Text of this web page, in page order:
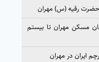
رقیه (س) مهران
مسکن مهران تا بیستم
ایران در مهران